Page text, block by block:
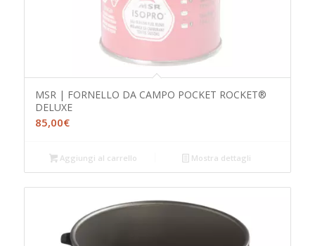
MSR | FORNELLO DA CAMPO POCKET ROCKET®
DELUXE
85,00€
Aggiungi al carrello Mostra dettagli